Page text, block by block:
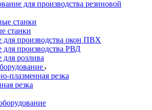
для производства резиновой
станки
станки
для производства окон ПВХ
для производства РВД
розлива
плазменная резка
резка